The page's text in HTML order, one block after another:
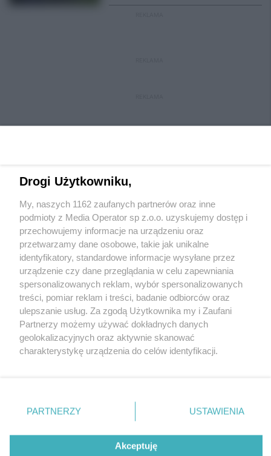
Wydawca mediówlokalnych
Nie zapomnij
zapoznać się z:
polityką prywatności regulamin korzystania z portali
Twojemiasto
Piekary Śląskie
Chorzów
Tarnowskie Góry
Gliwice
Skontakuj sięz nami
Kontakt
Wydawca
Redakcja
Drogi Użytkowniku,
My, naszych 1162 zaufanych partnerów oraz inne
podmioty z Media Operator sp z.o.o. uzyskujemy dostęp i
przechowujemy informacje na urządzeniu oraz
przetwarzamy dane osobowe, takie jak unikalne
identyfikatory, standardowe informacje wysyłane przez
urządzenie czy dane przeglądania w celu zapewniania
spersonalizowanych reklam, wybór spersonalizowanych
treści, pomiar reklam i treści, badanie odbiorców oraz
ulepszanie usług. Za zgodą Użytkownika my i Zaufani
Partnerzy możemy używać dokładnych danych
geolokalizacyjnych oraz aktywnie skanować
charakterystykę urządzenia do celów identyfikacji.
zmienić/wycofać klikając przycisk ustawień prywatności
znajdujący się w lewym dolnym rogu strony
rodzaje przetwarzania danych nie wymagają zgody
użytkownika, ale masz prawo sprzeciwić się takiemu
PARTNERZY USTAWIENIA
Akceptuję